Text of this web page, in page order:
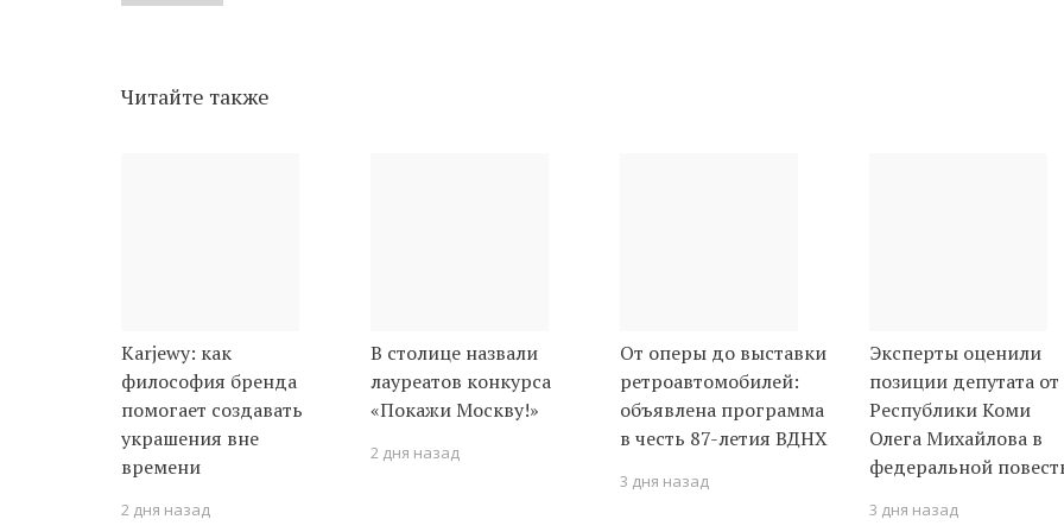
Читайте также
Karjewy: как
философия бренда
помогает создавать
украшения вне
времени
2 дня назад
В столице назвали
лауреатов конкурса
«Покажи Москву!»
2 дня назад
От оперы до выставки
ретроавтомобилей:
объявлена программа
в честь 87-летия ВДНХ
3 дня назад
Эксперты оценили
позиции депутата от
Республики Коми
Олега Михайлова в
федеральной
3 дня назад